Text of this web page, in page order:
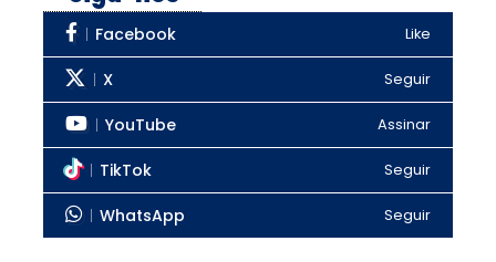
Facebook Like
X Seguir
YouTube Assinar
TikTok Seguir
WhatsApp Seguir